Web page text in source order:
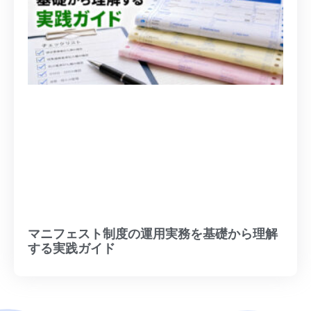
マニフェスト制度の運用実務を基礎から理解
する実践ガイド